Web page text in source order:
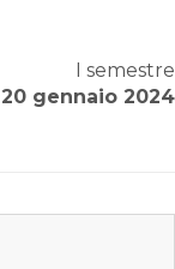
I semestre
gennaio 2024